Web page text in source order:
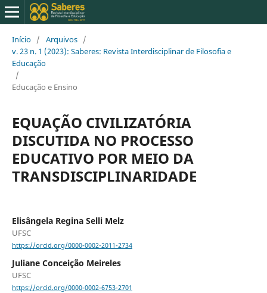
Início / Arquivos /
v. 23 n. 1 (2023): Saberes: Revista Interdisciplinar de Filosofia e
Educação
/
Educação e Ensino
EQUAÇÃO CIVILIZATÓRIA
DISCUTIDA NO PROCESSO
EDUCATIVO POR MEIO DA
TRANSDISCIPLINARIDADE
Elisângela Regina Selli Melz
UFSC
https://orcid.org/0000-0002-2011-2734
Juliane Conceição Meireles
UFSC
https://orcid.org/0000-0002-6753-2701